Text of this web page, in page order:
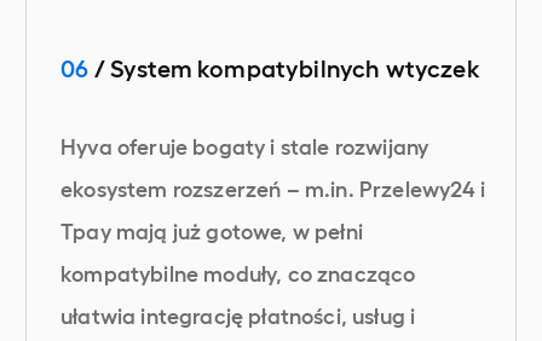
06 / System kompatybilnych wtyczek
Hyva oferuje bogaty i stale rozwijany
ekosystem rozszerzeń – m.in. Przelewy24 i
Tpay mają już gotowe, w pełni
kompatybilne moduły, co znacząco
ułatwia integrację płatności, usług i